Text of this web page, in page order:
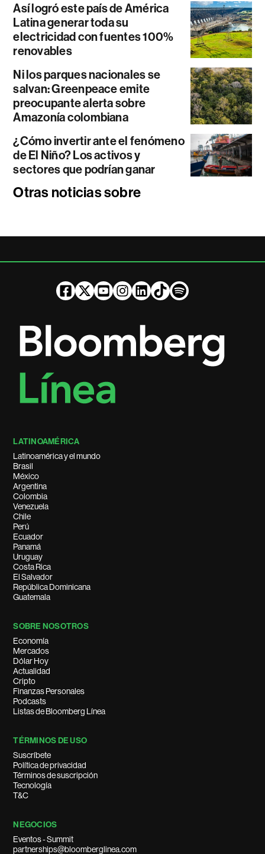
Así logró este país de América
Latina generar toda su
electricidad con fuentes 100%
renovables
Ni los parques nacionales se
salvan: Greenpeace emite
preocupante alerta sobre
Amazonía colombiana
¿Cómo invertir ante el fenómeno
de El Niño? Los activos y
sectores que podrían ganar
Otras noticias sobre
LATINOAMÉRICA
Latinoamérica y el mundo
Brasil
México
Argentina
Colombia
Venezuela
Chile
Perú
Ecuador
Panamá
Uruguay
Costa Rica
El Salvador
República Dominicana
Guatemala
SOBRE NOSOTROS
Economía
Mercados
Dólar Hoy
Actualidad
Cripto
Finanzas Personales
Podcasts
Listas de Bloomberg Línea
TÉRMINOS DE USO
Suscríbete
Política de privacidad
Términos de suscripción
Tecnología
T&C
NEGOCIOS
Eventos - Summit
partnerships@bloomberglinea.com